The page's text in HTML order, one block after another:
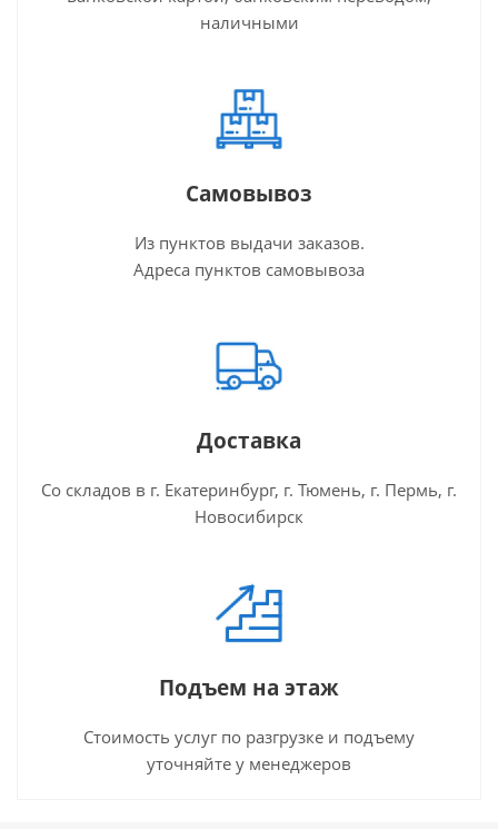
наличными
Самовывоз
Из пунктов выдачи заказов.
Адреса пунктов самовывоза
Доставка
Со складов в г. Екатеринбург, г. Тюмень, г. Пермь, г.
Новосибирск
Подъем на этаж
Стоимость услуг по разгрузке и подъему
уточняйте у менеджеров